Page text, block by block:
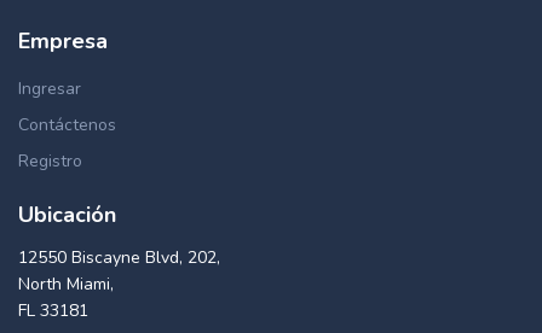
Empresa
Ingresar
Contáctenos
Registro
Ubicación
12550 Biscayne Blvd, 202,
North Miami,
FL 33181